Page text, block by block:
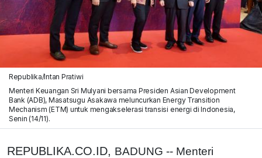
Republika/Intan Pratiwi
Menteri Keuangan Sri Mulyani bersama Presiden Asian Development
Bank (ADB), Masatsugu Asakawa meluncurkan Energy Transition
Mechanism (ETM) untuk mengakselerasi transisi energi di Indonesia,
Senin (14/11).
REPUBLIKA.CO.ID, BADUNG -- Menteri